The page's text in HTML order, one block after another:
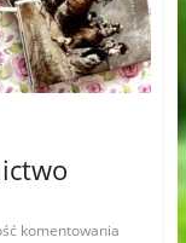
komentowania